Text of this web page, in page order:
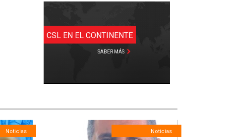
CSL EN EL CONTINENTE
SABER MÁS
Noticias Noticias